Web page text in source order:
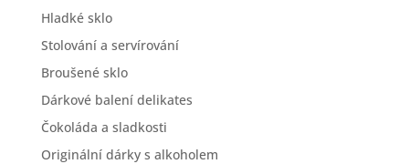
Hladké sklo
Stolování a servírování
Broušené sklo
Dárkové balení delikates
Čokoláda a sladkosti
Originální dárky s alkoholem